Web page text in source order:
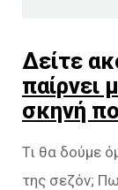
Δείτε
παίρνει
σκηνή
Τι θα δούμε
της σεζόν;